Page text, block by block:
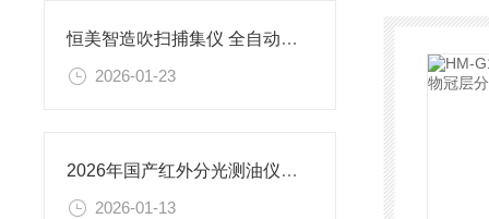
恒美智造吹扫捕集仪 全自动固液一体吹扫捕集仪产品知识图谱报告书
2026-01-23
2026年国产红外分光测油仪品牌排名出炉 恒美智造上榜
2026-01-13